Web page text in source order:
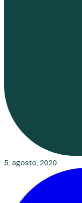
5, agosto, 2020